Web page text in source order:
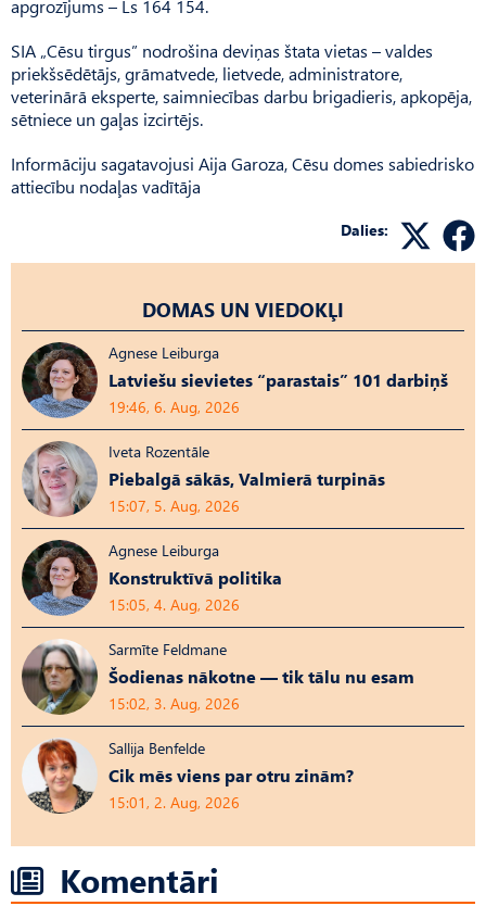
apgrozījums – Ls 164 154.
SIA „Cēsu tirgus” nodrošina deviņas štata vietas – valdes
priekšsēdētājs, grāmatvede, lietvede, administratore,
veterinārā eksperte, saimniecības darbu brigadieris, apkopēja,
sētniece un gaļas izcirtējs.
Informāciju sagatavojusi Aija Garoza, Cēsu domes sabiedrisko
attiecību nodaļas vadītāja
Dalies:
DOMAS UN VIEDOKĻI
Agnese Leiburga
Latviešu sievietes “parastais” 101 darbiņš
19:46, 6. Aug, 2026
Iveta Rozentāle
Piebalgā sākās, Valmierā turpinās
15:07, 5. Aug, 2026
Agnese Leiburga
Konstruktīvā politika
15:05, 4. Aug, 2026
Sarmīte Feldmane
Šodienas nākotne — tik tālu nu esam
15:02, 3. Aug, 2026
Sallija Benfelde
Cik mēs viens par otru zinām?
15:01, 2. Aug, 2026
Komentāri